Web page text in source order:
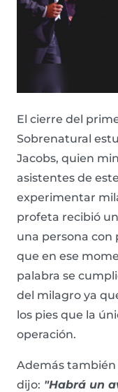
El cierre del
Sobrenatural
Jacobs, quien
asistentes de
experimentar
profeta recibió
una persona con
que en ese
palabra se
del milagro ya
los pies que la
operación.
Además
dijo: "Habrá un